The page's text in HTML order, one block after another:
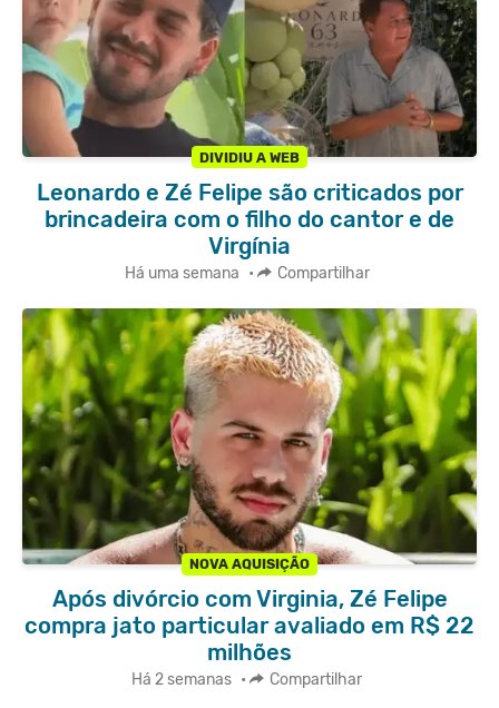
DIVIDIU A WEB
Leonardo e Zé Felipe são criticados por
brincadeira com o filho do cantor e de
Virgínia
Há uma semana • Compartilhar
NOVA AQUISIÇÃO
Após divórcio com Virginia, Zé Felipe
compra jato particular avaliado em R$ 22
milhões
Há 2 semanas • Compartilhar